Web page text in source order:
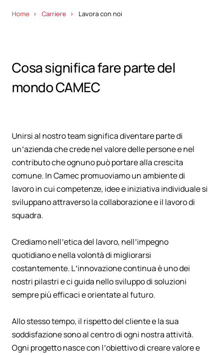
Home Carriere Lavora con noi
Cosa significa fare parte del
mondo CAMEC
Unirsi al nostro team significa diventare parte di
un’azienda che crede nel valore delle persone e nel
contributo che ognuno può portare alla crescita
comune. In Camec promuoviamo un ambiente di
lavoro in cui competenze, idee e iniziativa individuale si
sviluppano attraverso la collaborazione e il lavoro di
squadra.
Crediamo nell’etica del lavoro, nell’impegno
quotidiano e nella volontà di migliorarsi
costantemente. L’innovazione continua è uno dei
nostri pilastri e ci guida nello sviluppo di soluzioni
sempre più efficaci e orientate al futuro.
Allo stesso tempo, il rispetto del cliente e la sua
soddisfazione sono al centro di ogni nostra attività.
Ogni progetto nasce con l’obiettivo di creare valore e